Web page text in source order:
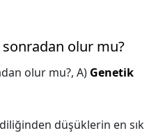
olur mu?
olur mu?, A) Genetik
düşüklerin en sık